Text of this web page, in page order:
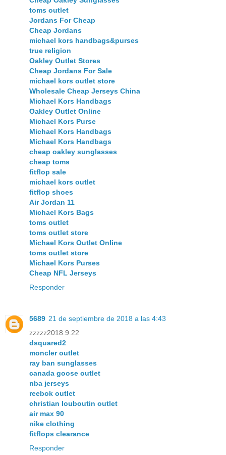
toms outlet
Jordans For Cheap
Cheap Jordans
michael kors handbags&purses
true religion
Oakley Outlet Stores
Cheap Jordans For Sale
michael kors outlet store
Wholesale Cheap Jerseys China
Michael Kors Handbags
Oakley Outlet Online
Michael Kors Purse
Michael Kors Handbags
Michael Kors Handbags
cheap oakley sunglasses
cheap toms
fitflop sale
michael kors outlet
fitflop shoes
Air Jordan 11
Michael Kors Bags
toms outlet
toms outlet store
Michael Kors Outlet Online
toms outlet store
Michael Kors Purses
Cheap NFL Jerseys
Responder
5689 21 de septiembre de 2018 a las 4:43
zzzzz2018.9.22
dsquared2
moncler outlet
ray ban sunglasses
canada goose outlet
nba jerseys
reebok outlet
christian louboutin outlet
air max 90
nike clothing
fitflops clearance
Responder